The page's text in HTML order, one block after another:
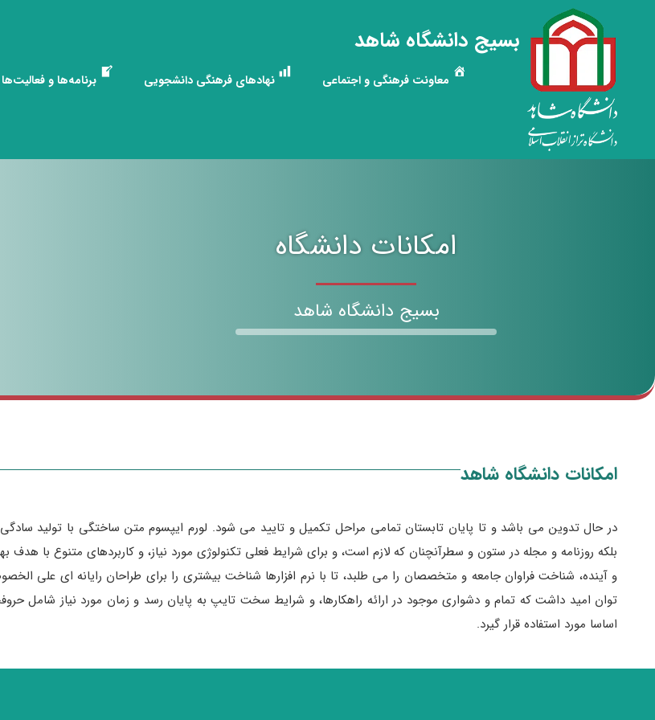
بسیج دانشگاه شاهد
معاونت فرهنگی و اجتماعی نهادهای فرهنگی دانشجویی برنامه‌ها و فعالیت‌ها
امکانات دانشگاه
بسیج دانشگاه شاهد
امکانات دانشگاه شاهد
در حال تدوین می باشد و تا پایان تابستان تمامی مراحل تکمیل و تایید می شود. لورم ایپسوم متن ساختگی با تولید
بلکه روزنامه و مجله در ستون و سطرآنچنان که لازم است، و برای شرایط فعلی تکنولوژی مورد نیاز، و کاربردهای متنوع با
و آینده، شناخت فراوان جامعه و متخصصان را می طلبد، تا با نرم افزارها شناخت بیشتری را برای طراحان رایانه ای علی
توان امید داشت که تمام و دشواری موجود در ارائه راهکارها، و شرایط سخت تایپ به پایان رسد و زمان مورد نیاز شامل
اساسا مورد استفاده قرار گیرد.